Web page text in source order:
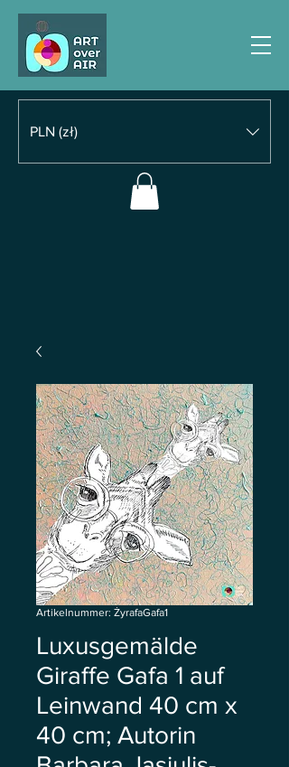
PLN (zł)
Artikelnummer: ŻyrafaGafa1
Luxusgemälde
Giraffe Gafa 1 auf
Leinwand 40 cm x
40 cm; Autorin